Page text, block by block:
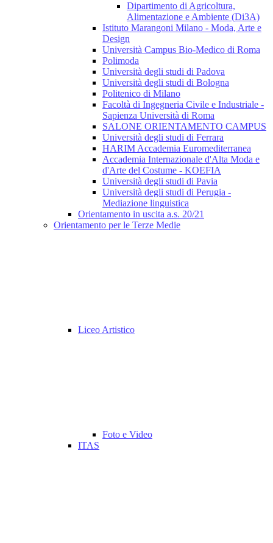
Dipartimento di Agricoltura,
Alimentazione e Ambiente (Di3A)
Istituto Marangoni Milano - Moda, Arte e
Design
Università Campus Bio-Medico di Roma
Polimoda
Università degli studi di Padova
Università degli studi di Bologna
Politenico di Milano
Facoltà di Ingegneria Civile e Industriale -
Sapienza Università di Roma
SALONE ORIENTAMENTO CAMPUS
Università degli studi di Ferrara
HARIM Accademia Euromediterranea
Accademia Internazionale d'Alta Moda e
d'Arte del Costume - KOEFIA
Università degli studi di Pavia
Università degli studi di Perugia -
Mediazione linguistica
Orientamento in uscita a.s. 20/21
Orientamento per le Terze Medie
Liceo Artistico
Foto e Video
ITAS